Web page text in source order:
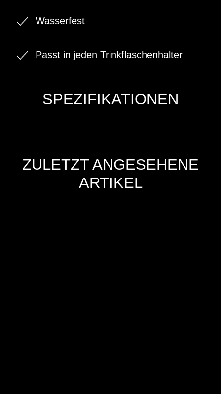
Wasserfest
Passt in jeden Trinkflaschenhalter
SPEZIFIKATIONEN
ZULETZT ANGESEHENE
ARTIKEL